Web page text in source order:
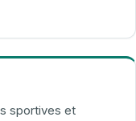
sportives et